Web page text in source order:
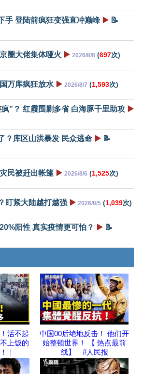
手 登陆前疯狂变强直冲巅峰 ▶️ 📝
圈大佬集体哑火 ▶️ 2026/8/8 (697次)
万库疯狂放水 ▶️ 2026/8/7 (1,593次)
”？ 红霞围剿多省 白海豚千里助攻 ▶️
？库区山洪暴发 民众逃命 ▶️ 📝
民被赶出帐篷 ▶️ 2026/8/6 (1,525次)
盯紧大陆越打越强 ▶️ 2026/8/5 (1,039次)
阳性 真实疫情更可怕？ ▶️ 📝
活不起
上饭的
｜
中国00后绝地反击！ 他们开
始整顿世界！ 【 热点最前
线】｜#人民报